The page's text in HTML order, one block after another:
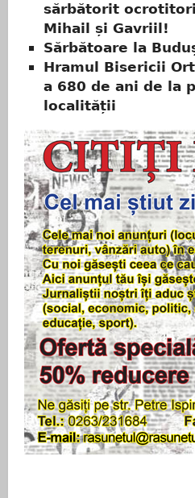
sărbătorit
Mihail și Gavriil!
Sărbătoare la
Hramul Bisericii
a 680 de ani de la
localității